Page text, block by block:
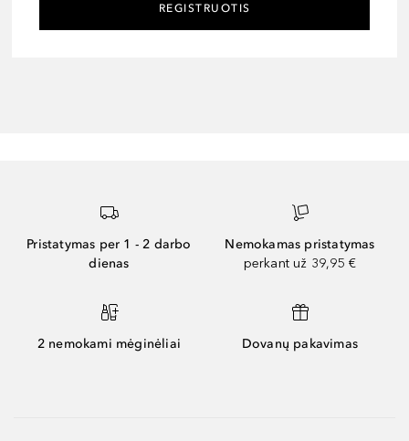
REGISTRUOTIS
Pristatymas per 1 - 2 darbo
dienas
Nemokamas pristatymas
perkant už 39,95 €
2 nemokami mėginėliai Dovanų pakavimas